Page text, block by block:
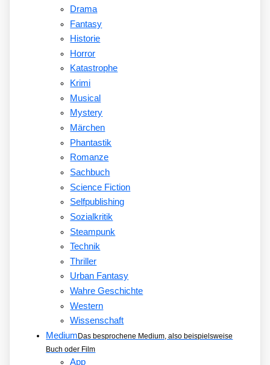
Drama
Fantasy
Historie
Horror
Katastrophe
Krimi
Musical
Mystery
Märchen
Phantastik
Romanze
Sachbuch
Science Fiction
Selfpublishing
Sozialkritik
Steampunk
Technik
Thriller
Urban Fantasy
Wahre Geschichte
Western
Wissenschaft
Medium Das besprochene Medium, also beispielsweise
Buch oder Film
App